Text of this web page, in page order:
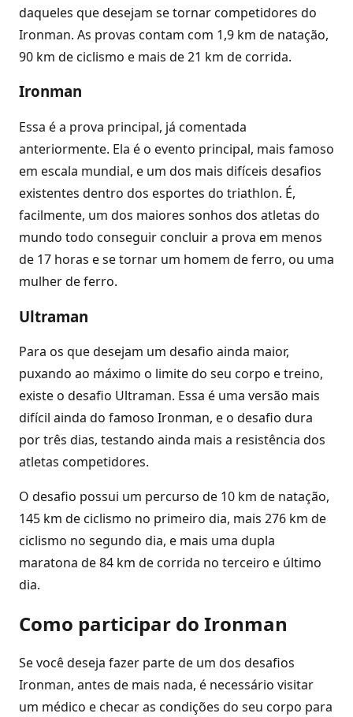
daqueles que desejam se tornar competidores do
Ironman. As provas contam com 1,9 km de natação,
90 km de ciclismo e mais de 21 km de corrida.
Ironman
Essa é a prova principal, já comentada
anteriormente. Ela é o evento principal, mais famoso
em escala mundial, e um dos mais difíceis desafios
existentes dentro dos esportes do triathlon. É,
facilmente, um dos maiores sonhos dos atletas do
mundo todo conseguir concluir a prova em menos
de 17 horas e se tornar um homem de ferro, ou uma
mulher de ferro.
Ultraman
Para os que desejam um desafio ainda maior,
puxando ao máximo o limite do seu corpo e treino,
existe o desafio Ultraman. Essa é uma versão mais
difícil ainda do famoso Ironman, e o desafio dura
por três dias, testando ainda mais a resistência dos
atletas competidores.
O desafio possui um percurso de 10 km de natação,
145 km de ciclismo no primeiro dia, mais 276 km de
ciclismo no segundo dia, e mais uma dupla
maratona de 84 km de corrida no terceiro e último
dia.
Como participar do Ironman
Se você deseja fazer parte de um dos desafios
Ironman, antes de mais nada, é necessário visitar
um médico e checar as condições do seu corpo para